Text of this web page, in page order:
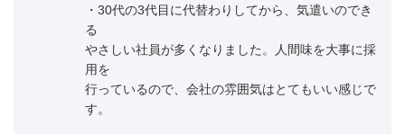
・30代の3代目に代替わりしてから、気遣いのでき
る
やさしい社員が多くなりました。人間味を大事に採
用を
行っているので、会社の雰囲気はとてもいい感じで
す。